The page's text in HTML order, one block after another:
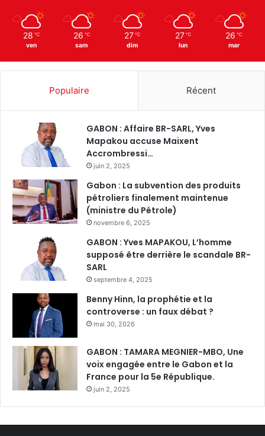
28 ℃
ven
26 ℃
sam
27 ℃
dim
27 ℃
lun
26 ℃
mar
Populaire Récent
GABON : Affaire BR-SARL, Yves
Mapakou accuse Maixent
Accrombressi…
juin 2, 2025
Gabon : La subvention des produits
pétroliers finalement maintenue
(ministre du Pétrole)
novembre 6, 2025
GABON : Yves MAPAKOU, L’homme
supposé être derrière le scandale BR-
SARL
septembre 4, 2025
Benny Hinn, la prophétie et la
controverse : un faux débat ?
mai 30, 2026
GABON : TAMARA MEGNIER-MBO, Une
voix engagée entre le Gabon et la
France pour la 5e République.
juin 2, 2025